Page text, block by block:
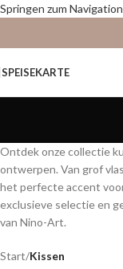
Springen zum
SPEISEKARTE
Ontdek onze collectie
ontwerpen. Van grof
het perfecte accent
exclusieve selectie en
van Nino-Art.
Start/Kissen